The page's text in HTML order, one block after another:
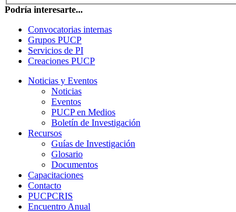
Podría interesarte...
Convocatorias internas
Grupos PUCP
Servicios de PI
Creaciones PUCP
Noticias y Eventos
Noticias
Eventos
PUCP en Medios
Boletín de Investigación
Recursos
Guías de Investigación
Glosario
Documentos
Capacitaciones
Contacto
PUCPCRIS
Encuentro Anual